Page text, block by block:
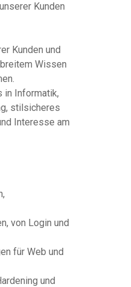
Kunden
Kunden und
Wissen
in Informatik,
stilsicheres
Interesse am
von Login und
für Web und
und